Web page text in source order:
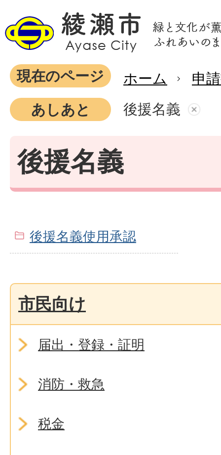
現在のページ ホーム
申
あしあと
後援名義
後援名義
後援名義使用承認
市民向け
届出・登録・証明
消防・救急
税金